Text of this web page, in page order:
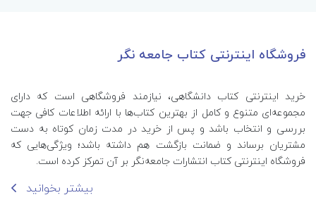
فروشگاه اینترنتی کتاب جامعه نگر
خرید اینترنتی کتاب‌ دانشگاهی، نیازمند فروشگاهی است که دارای
مجموعه‌ای متنوع و کامل از بهترین کتاب‌ها با ارائه اطلاعات کافی جهت
بررسی و انتخاب باشد و پس از خرید در مدت زمان کوتاه به دست
مشتریان برساند و ضمانت بازگشت هم داشته باشد؛ ویژگی‌هایی که
فروشگاه اینترنتی کتاب انتشارات جامعه‌نگر بر آن تمرکز کرده است.
بیشتر بخوانید